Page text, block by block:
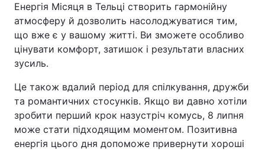
Енергія Місяця в Тельці створить гармонійну
атмосферу й дозволить насолоджуватися тим,
що вже є у вашому житті. Ви зможете особливо
цінувати комфорт, затишок і результати власних
зусиль.
Це також вдалий період для спілкування, дружби
та романтичних стосунків. Якщо ви давно хотіли
зробити перший крок назустріч комусь, 8 липня
може стати підходящим моментом. Позитивна
енергія цього дня допоможе привернути хороші